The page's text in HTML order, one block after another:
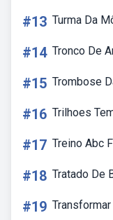
#13 Turma Da
#14 Tronco De
#15 Trombose
#16 Trilhoes
#17 Treino Abc
#18 Tratado De
#19